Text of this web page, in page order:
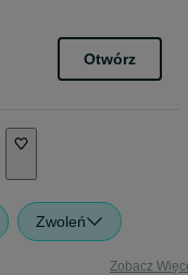
Otwórz
Zwoleń
Zobacz